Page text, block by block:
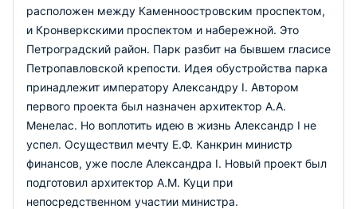
расположен между Каменноостровским проспектом,
и Кронверкскими проспектом и набережной. Это
Петроградский район. Парк разбит на бывшем гласисе
Петропавловской крепости. Идея обустройства парка
принадлежит императору Александру I. Автором
первого проекта был назначен архитектор А.А.
Менелас. Но воплотить идею в жизнь Александр I не
успел. Осуществил мечту Е.Ф. Канкрин министр
финансов, уже после Александра I. Новый проект был
подготовил архитектор А.М. Куци при
непосредственном участии министра.